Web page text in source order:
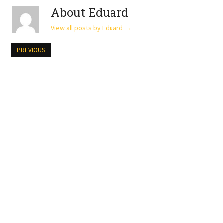
About Eduard
View all posts by Eduard →
PREVIOUS